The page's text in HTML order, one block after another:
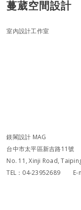
蔓葳空間設計
室內設計工作室
鎂閣設計 MAG
台中市太平區新吉路11號
No. 11, Xinji Road,
TEL：04-23952689 E-